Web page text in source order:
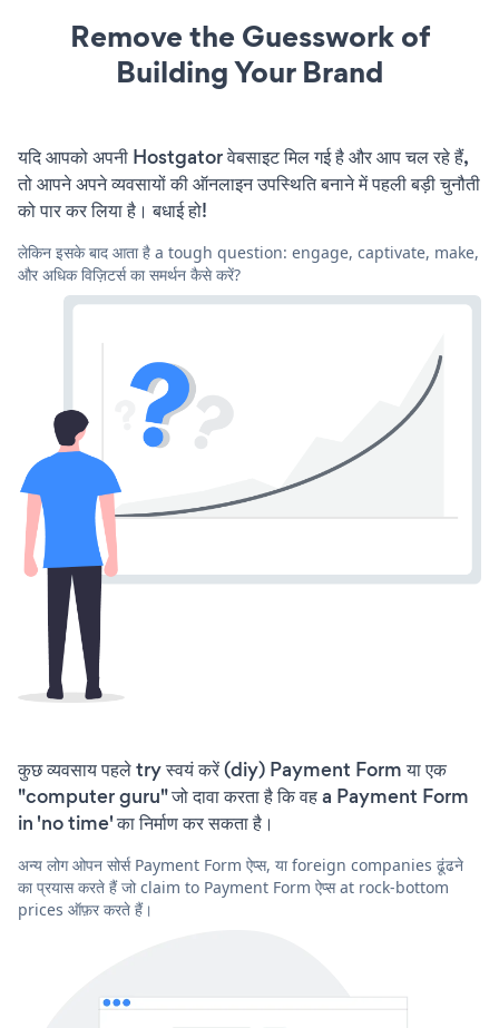
Remove the Guesswork of
Building Your Brand
यदि आपको अपनी Hostgator वेबसाइट मिल गई है और आप चल रहे हैं,
तो आपने अपने व्यवसायों की ऑनलाइन उपस्थिति बनाने में पहली बड़ी चुनौती
को पार कर लिया है। बधाई हो!
लेकिन इसके बाद आता है a tough question: engage, captivate, make,
और अधिक विज़िटर्स का समर्थन कैसे करें?
कुछ व्यवसाय पहले try स्वयं करें (diy) Payment Form या एक
"computer guru" जो दावा करता है कि वह a Payment Form
in 'no time' का निर्माण कर सकता है।
अन्य लोग ओपन सोर्स Payment Form ऐप्स, या foreign companies ढूंढने
का प्रयास करते हैं जो claim to Payment Form ऐप्स at rock-bottom
prices ऑफ़र करते हैं।